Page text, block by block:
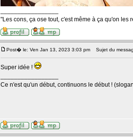
"Les cons, ça ose tout, c'est même à ça qu'on les
Post� le: Ven Jan 13, 2023 3:03 pm Sujet du
Super idée !
Ce n'est qu'un début, continuons le début !